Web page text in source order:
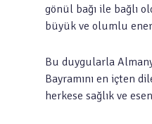
gönül bağı ile bağlı
büyük ve olumlu
Bu duygularla
Bayramını en içten
herkese sağlık ve